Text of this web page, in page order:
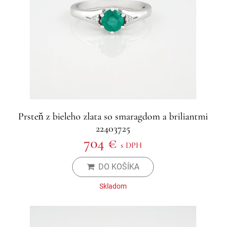
Prsteň z bieleho zlata so smaragdom a briliantmi
22403725
704 € s DPH
DO KOŠÍKA
Skladom